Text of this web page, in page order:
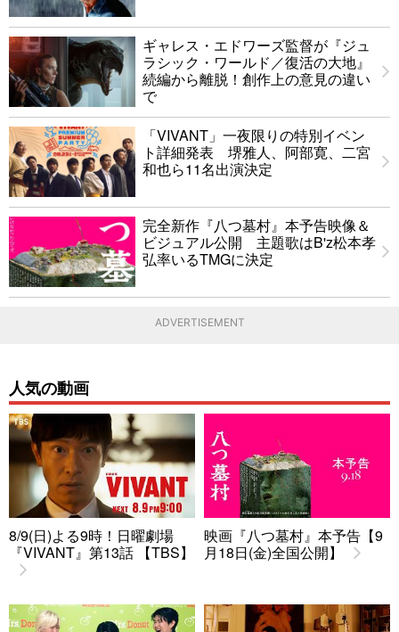
ギャレス・エドワーズ監督が『ジュ
ラシック・ワールド／復活の大地』
続編から離脱！創作上の意見の違い
で
「VIVANT」一夜限りの特別イベン
ト詳細発表 堺雅人、阿部寛、二宮
和也ら11名出演決定
完全新作『八つ墓村』本予告映像＆
ビジュアル公開 主題歌はB'z松本孝
弘率いるTMGに決定
ADVERTISEMENT
人気の動画
8/9(日)よる9時！日曜劇場
『VIVANT』第13話 【TBS】
映画『八つ墓村』本予告【9
月18日(金)全国公開】